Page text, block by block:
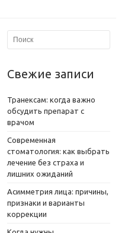
Свежие записи
Транексам: когда важно
обсудить препарат с
врачом
Современная
стоматология: как выбрать
лечение без страха и
лишних ожиданий
Асимметрия лица: причины,
признаки и варианты
коррекции